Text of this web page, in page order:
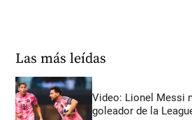
Las más leídas
Video: Lionel Messi
goleador de la